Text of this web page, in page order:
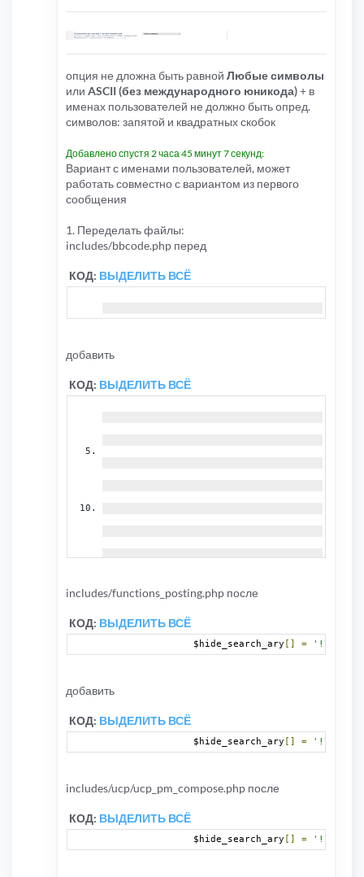
опция не дложна быть равной Любые символы
или ASCII (без международного юникода)+ в
именах пользователей не должно быть опред.
символов: запятой и квадратных скобок
Добавлено спустя 2 часа 45 минут 7 секунд:
Вариант с именами пользователей, может
работать совместно с вариантом из первого
сообщения
1. Переделать файлы:
includes/bbcode.php перед
КОД: ВЫДЕЛИТЬ ВСЁ
добавить
КОД: ВЫДЕЛИТЬ ВСЁ
includes/functions_posting.php после
КОД: ВЫДЕЛИТЬ ВСЁ
		$hide_search_ary
=
добавить
КОД: ВЫДЕЛИТЬ ВСЁ
		$hide_search_ary
=
includes/ucp/ucp_pm_compose.php после
КОД: ВЫДЕЛИТЬ ВСЁ
		$hide_search_ary
=